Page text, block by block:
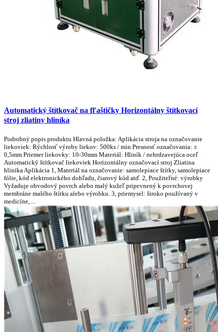
Automatický štítkovač na fľaštičky Horizontálny štítkovací
stroj zliatiny hliníka
Podrobný popis produktu Hlavná položka: Aplikácia stroja na označovanie
liekoviek: Rýchlosť výroby liekov: 500ks / min Presnosť označovania: ±
0,5mm Priemer liekovky: 10-30mm Materiál: Hliník / nehrdzavejúca oceľ
Automatický štítkovač liekoviek Horizontálny označovací stroj Zliatina
hliníka Aplikácia 1, Materiál na označovanie: samolepiace štítky, samolepiace
fólie, kód elektronického dohľadu, čiarový kód atď. 2, Použiteľné: výrobky
Vyžaduje obvodový povrch alebo malý kužeľ pripevnený k povrchovej
membráne malého štítku alebo výrobku. 3, priemysel: široko používaný v
medicíne, ...